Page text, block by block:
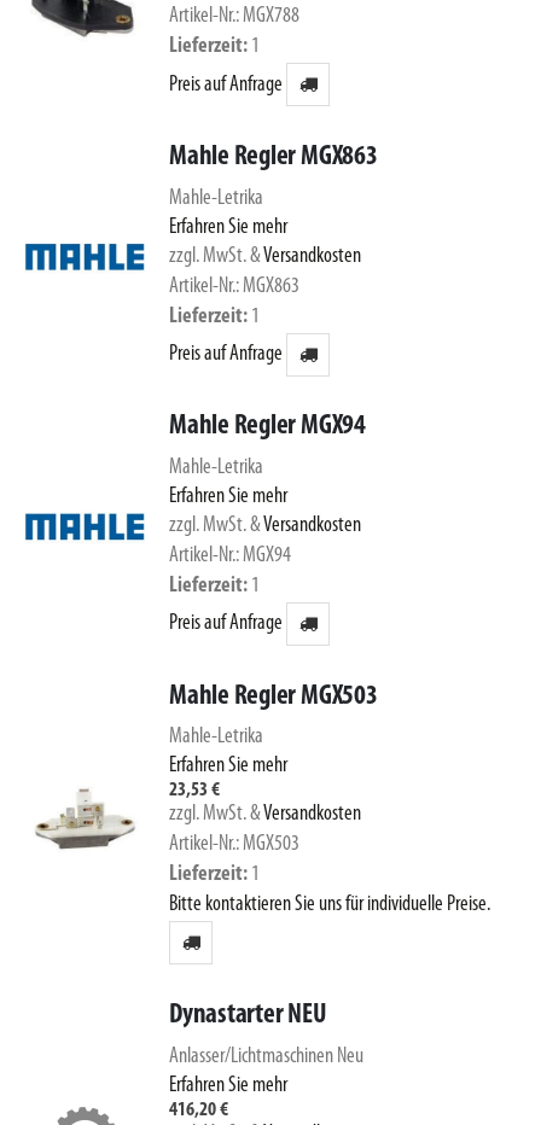
Artikel-Nr.: MGX788
Lieferzeit 1
Preis auf Anfrage
Mahle Regler MGX863
Mahle-Letrika
Erfahren Sie mehr
zzgl. MwSt.&Versandkosten
Artikel-Nr.: MGX863
Lieferzeit 1
Preis auf Anfrage
Mahle Regler MGX94
Mahle-Letrika
Erfahren Sie mehr
zzgl. MwSt.&Versandkosten
Artikel-Nr.: MGX94
Lieferzeit 1
Preis auf Anfrage
Mahle Regler MGX503
Mahle-Letrika
Erfahren Sie mehr
23,53 €
zzgl. MwSt.&Versandkosten
Artikel-Nr.: MGX503
Lieferzeit 1
Bitte kontaktieren Sie uns für individuelle Preise.
Dynastarter NEU
Anlasser/Lichtmaschinen Neu
Erfahren Sie mehr
416,20 €